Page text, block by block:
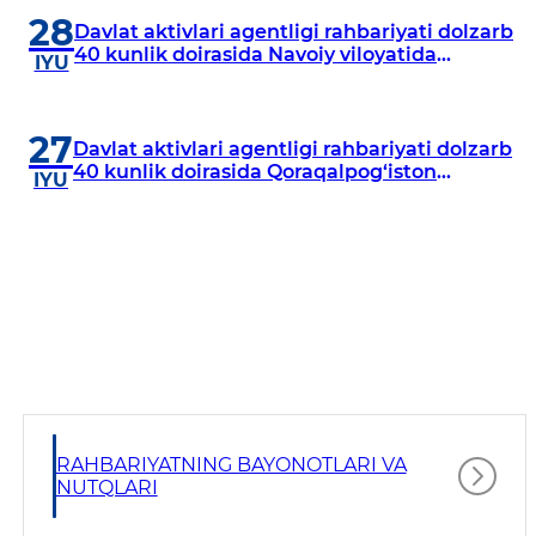
28
IYU
Davlat aktivlari agentligi rahbariyati dolzarb
40 kunlik doirasida Navoiy viloyatida
27
IYU
Davlat aktivlari agentligi rahbariyati dolzarb
40 kunlik doirasida Qoraqalpog‘iston
RAHBARIYATNING BAYONOTLARI VA
NUTQLARI